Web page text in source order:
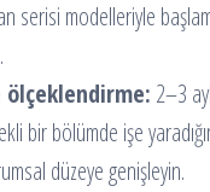
serisi modelleriyle
ölçeklendirme: 2–3
bir bölümde işe
düzeye genişleyin.